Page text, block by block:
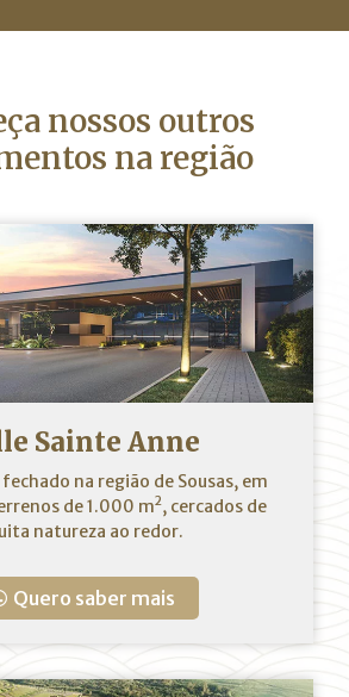
nossos outros
na região
Sainte Anne
na região de Sousas, em
de 1.000 m2, cercados de
natureza ao redor.
Quero saber mais